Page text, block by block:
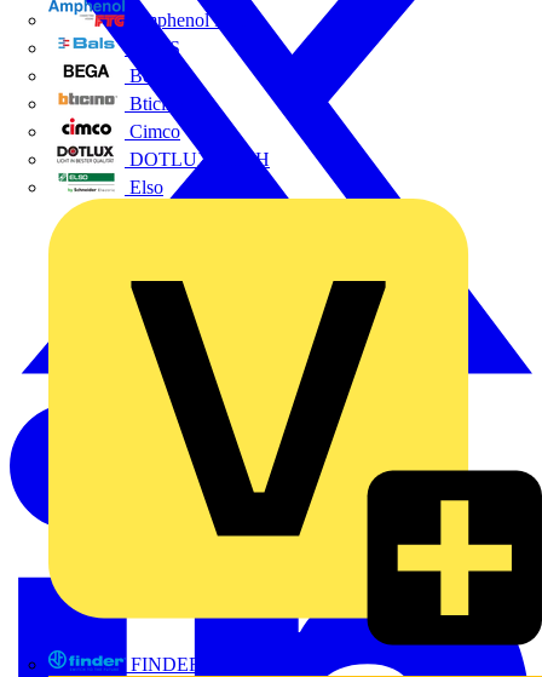
Amphenol FTG
BALS
Bega
Bticino
Cimco
DOTLUX GmbH
Elso
FINDER